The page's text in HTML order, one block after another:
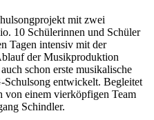
mit zwei
10 Schülerinnen und Schüler
Tagen intensiv mit der
der Musikproduktion
schon erste musikalische
entwickelt. Begleitet
von einem vierköpfigen Team
Schindler.